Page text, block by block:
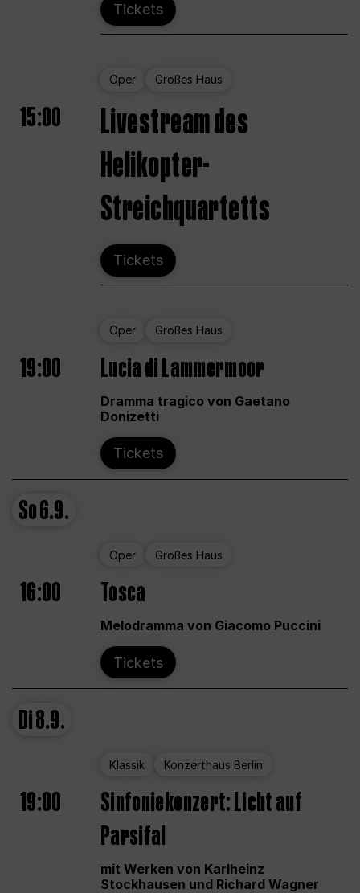
Tickets
Oper Großes Haus
15:00
Livestream des
Helikopter-
Streichquartetts
Tickets
Oper Großes Haus
19:00 Lucia di Lammermoor
Dramma tragico von Gaetano
Donizetti
Tickets
So6.9.
Oper Großes Haus
16:00 Tosca
Melodramma von Giacomo Puccini
Tickets
Di8.9.
Klassik Konzerthaus Berlin
19:00
Sinfoniekonzert: Licht auf
Parsifal
mit Werken von Karlheinz
Stockhausen und Richard Wagner